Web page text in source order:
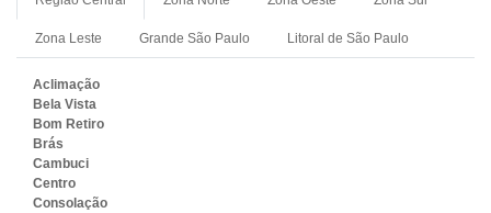
Zona Leste Grande São Paulo Litoral de São Paulo
Aclimação
Bela Vista
Bom Retiro
Brás
Cambuci
Centro
Consolação